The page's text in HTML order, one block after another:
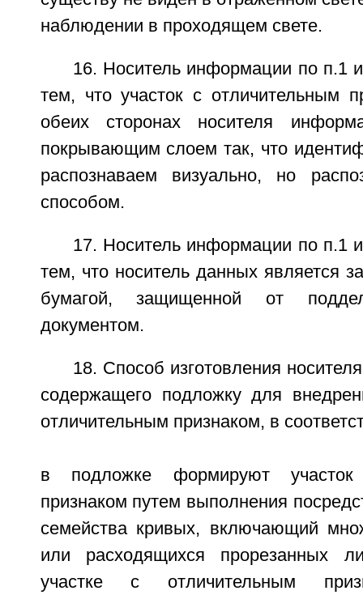
наблюдении в проходящем свете.
16. Носитель информации по п.1
тем, что участок с отличительным
обеих сторонах носителя
покрывающим слоем так, что
распознаваем визуально, но
способом.
17. Носитель информации по п.1
тем, что носитель данных является
бумагой, защищенной от
документом.
18. Способ изготовления
содержащего подложку для
отличительным признаком, в
в подложке формируют участок
признаком путем выполнения
семейства кривых, включающий
или расходящихся прорезанных
участке с отличительным